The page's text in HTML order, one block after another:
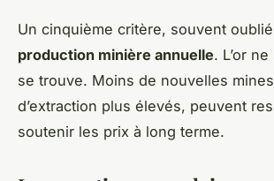
Un cinquième critère, souvent
production minière annuelle. L’or
se trouve. Moins de nouvelles
d’extraction plus élevés, peuvent
soutenir les prix à long terme.